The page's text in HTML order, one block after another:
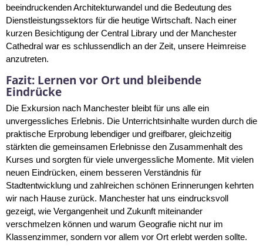
beeindruckenden Architekturwandel und die Bedeutung des
Dienstleistungssektors für die heutige Wirtschaft. Nach einer
kurzen Besichtigung der Central Library und der Manchester
Cathedral war es schlussendlich an der Zeit, unsere Heimreise
anzutreten.
Fazit: Lernen vor Ort und bleibende
Eindrücke
Die Exkursion nach Manchester bleibt für uns alle ein
unvergessliches Erlebnis. Die Unterrichtsinhalte wurden durch die
praktische Erprobung lebendiger und greifbarer, gleichzeitig
stärkten die gemeinsamen Erlebnisse den Zusammenhalt des
Kurses und sorgten für viele unvergessliche Momente. Mit vielen
neuen Eindrücken, einem besseren Verständnis für
Stadtentwicklung und zahlreichen schönen Erinnerungen kehrten
wir nach Hause zurück. Manchester hat uns eindrucksvoll
gezeigt, wie Vergangenheit und Zukunft miteinander
verschmelzen können und warum Geografie nicht nur im
Klassenzimmer, sondern vor allem vor Ort erlebt werden sollte.